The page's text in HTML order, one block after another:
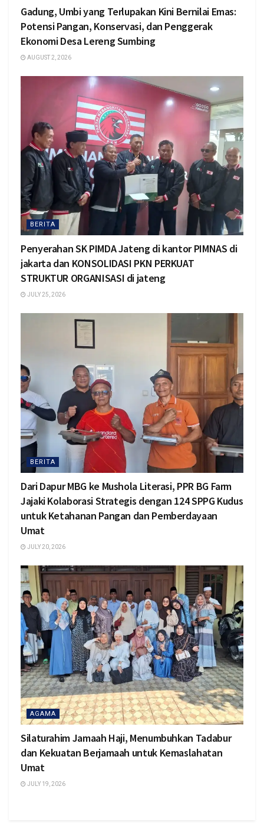
Gadung, Umbi yang Terlupakan Kini Bernilai Emas:
Potensi Pangan, Konservasi, dan Penggerak
Ekonomi Desa Lereng Sumbing
AUGUST 2, 2026
BERITA
Penyerahan SK PIMDA Jateng di kantor PIMNAS di
jakarta dan KONSOLIDASI PKN PERKUAT
STRUKTUR ORGANISASI di jateng
JULY 25, 2026
BERITA
Dari Dapur MBG ke Mushola Literasi, PPR BG Farm
Jajaki Kolaborasi Strategis dengan 124 SPPG Kudus
untuk Ketahanan Pangan dan Pemberdayaan
Umat
JULY 20, 2026
AGAMA
Silaturahim Jamaah Haji, Menumbuhkan Tadabur
dan Kekuatan Berjamaah untuk Kemaslahatan
Umat
JULY 19, 2026